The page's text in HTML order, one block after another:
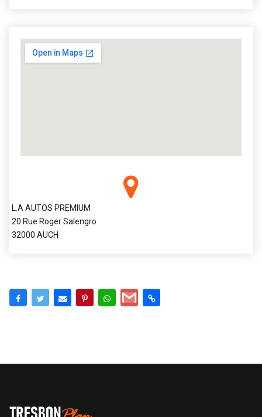
L.A AUTOS PREMIUM
20 Rue Roger Salengro
32000 AUCH